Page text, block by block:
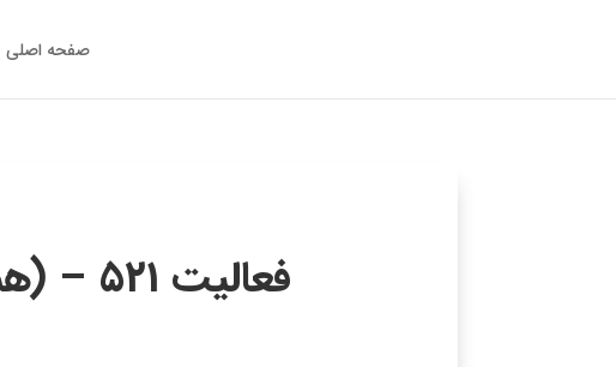
صفحه اصلی
فعالیت 521 – (همنوا : همخوانی قرآن کریم – سوره اعلی)